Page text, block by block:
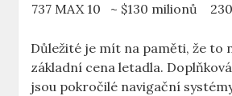
737 MAX 10
~‌ $130 milionů
Důležité je mít na paměti, že to
základní cena letadla.
jsou pokročilé navigační